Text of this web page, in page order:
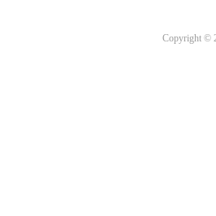
Copyright ©